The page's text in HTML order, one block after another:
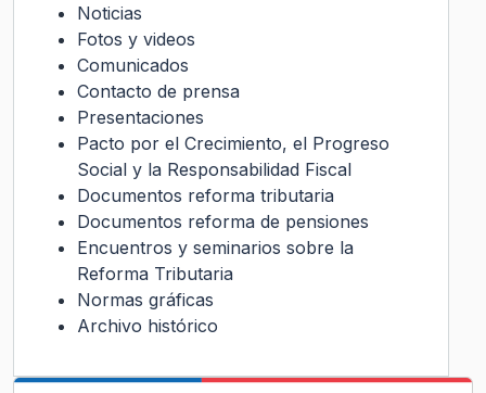
Noticias
Fotos y videos
Comunicados
Contacto de prensa
Presentaciones
Pacto por el Crecimiento, el Progreso
Social y la Responsabilidad Fiscal
Documentos reforma tributaria
Documentos reforma de pensiones
Encuentros y seminarios sobre la
Reforma Tributaria
Normas gráficas
Archivo histórico